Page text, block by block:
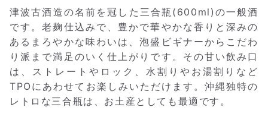
津波古酒造の名前を冠した三合瓶(600ml)の一般酒
です。老麹仕込みで、豊かで華やかな香りと深みの
あるまろやかな味わいは、泡盛ビギナーからこだわ
り派まで満足のいく仕上がりです。その甘い飲み口
は、ストレートやロック、水割りやお湯割りなど
TPOにあわせてお楽しみいただけます。沖縄独特の
レトロな三合瓶は、お土産としても最適です。